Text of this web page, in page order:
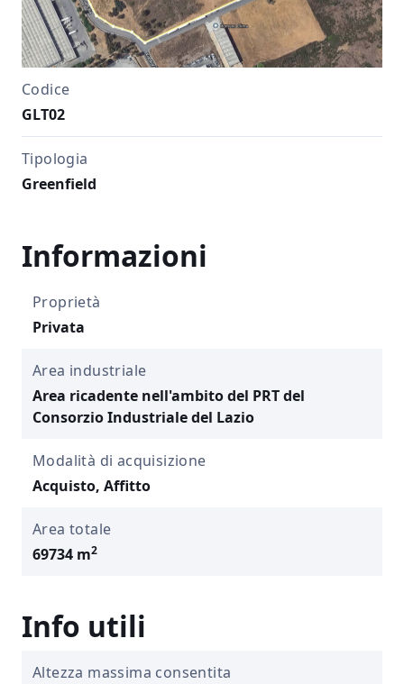
Codice
GLT02
Tipologia
Greenfield
Informazioni
Proprietà
Privata
Area industriale
Area ricadente nell'ambito del PRT del
Consorzio Industriale del Lazio
Modalità di acquisizione
Acquisto, Affitto
Area totale
69734 m2
Info utili
Altezza massima consentita